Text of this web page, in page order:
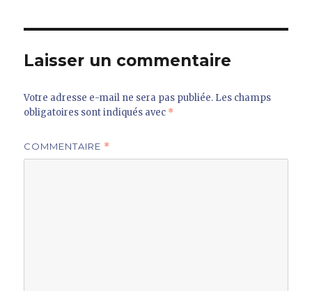
Laisser un commentaire
Votre adresse e-mail ne sera pas publiée. Les champs
obligatoires sont indiqués avec *
COMMENTAIRE *